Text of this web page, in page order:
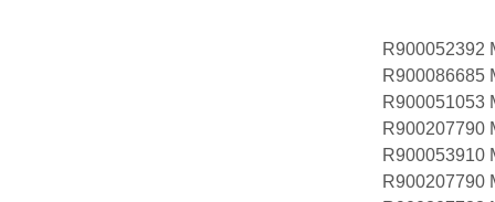
R900052392
R900086685
R900051053
R900207790
R900053910
R900207790